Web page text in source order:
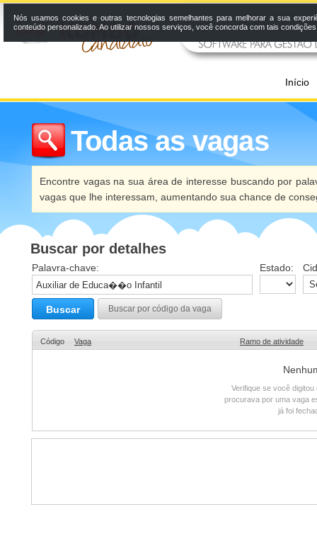
Início
Todas as vagas
Encontre vagas na sua área de interesse buscando por
vagas que lhe interessam, aumentando sua chance de
Buscar por detalhes
Palavra-chave: Estado:
Buscar Buscar por código da vaga
Código Vaga Ramo de atividade
Verifique se você
procurava por uma vaga
já foi
Nós usamos cookies e outras tecnologias semelhantes para melhorar a sua
conteúdo personalizado. Ao utilizar nossos serviços, você concorda com tais